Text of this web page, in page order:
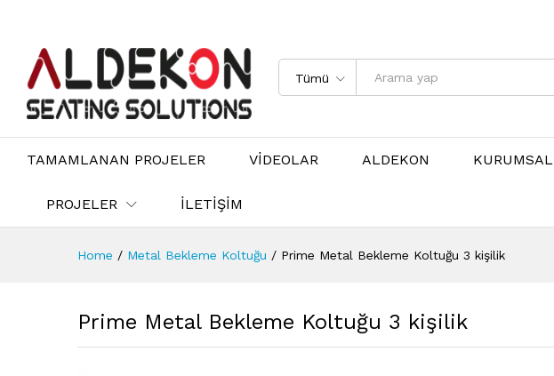
Tümü
TAMAMLANAN PROJELER VİDEOLAR ALDEKON KURUMSAL
PROJELER İLETİŞİM
Home / Metal Bekleme Koltuğu / Prime Metal Bekleme Koltuğu 3 kişilik
Prime Metal Bekleme Koltuğu 3 kişilik